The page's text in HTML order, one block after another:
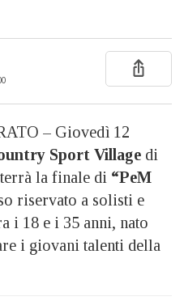
– Giovedì 12
Sport Village di
la finale di “PeM
riservato a solisti e
i 18 e i 35 anni, nato
i giovani talenti della